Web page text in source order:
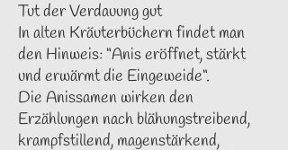
Tut der Verdauung gut
In alten Kräuterbüchern findet man
den Hinweis: “Anis eröffnet, stärkt
und erwärmt die Eingeweide“.
Die Anissamen wirken den
Erzählungen nach blähungstreibend,
krampfstillend, magenstärkend,